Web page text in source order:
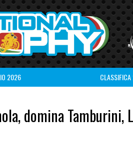
2026
domina